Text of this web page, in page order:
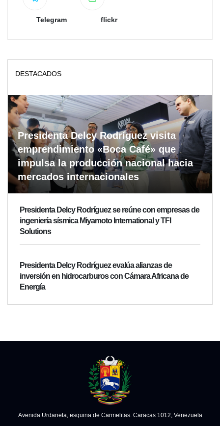
Telegram flickr
DESTACADOS
Presidenta Delcy Rodríguez visita
emprendimiento «Boca Café» que
impulsa la producción nacional hacia
mercados internacionales
Presidenta Delcy Rodríguez se reúne con empresas de
ingeniería sísmica Miyamoto International y TFI
Solutions
Presidenta Delcy Rodríguez evalúa alianzas de
inversión en hidrocarburos con Cámara Africana de
Energía
Avenida Urdaneta, esquina de Carmelitas. Caracas 1012, Venezuela